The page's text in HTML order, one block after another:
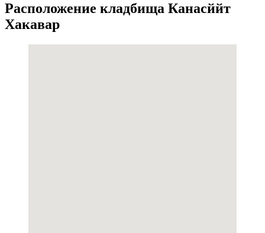
Расположение кладбища Канасййт
Хакавар